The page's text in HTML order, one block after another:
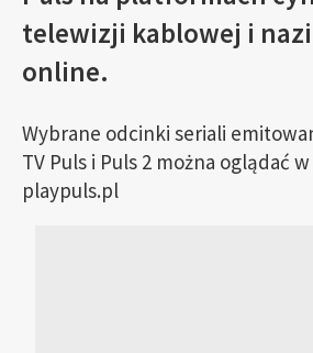
telewizji kablowej i
online.
Wybrane odcinki seriali
TV Puls i Puls 2 można oglądać
playpuls.pl